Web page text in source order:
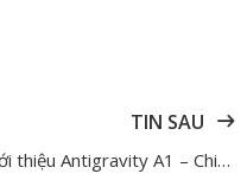
TIN SAU
Giới thiệu Antigravity A1 – Chiếc flycam 360 độ đầu tiên với độ phân giải 8K đến từ Insta360